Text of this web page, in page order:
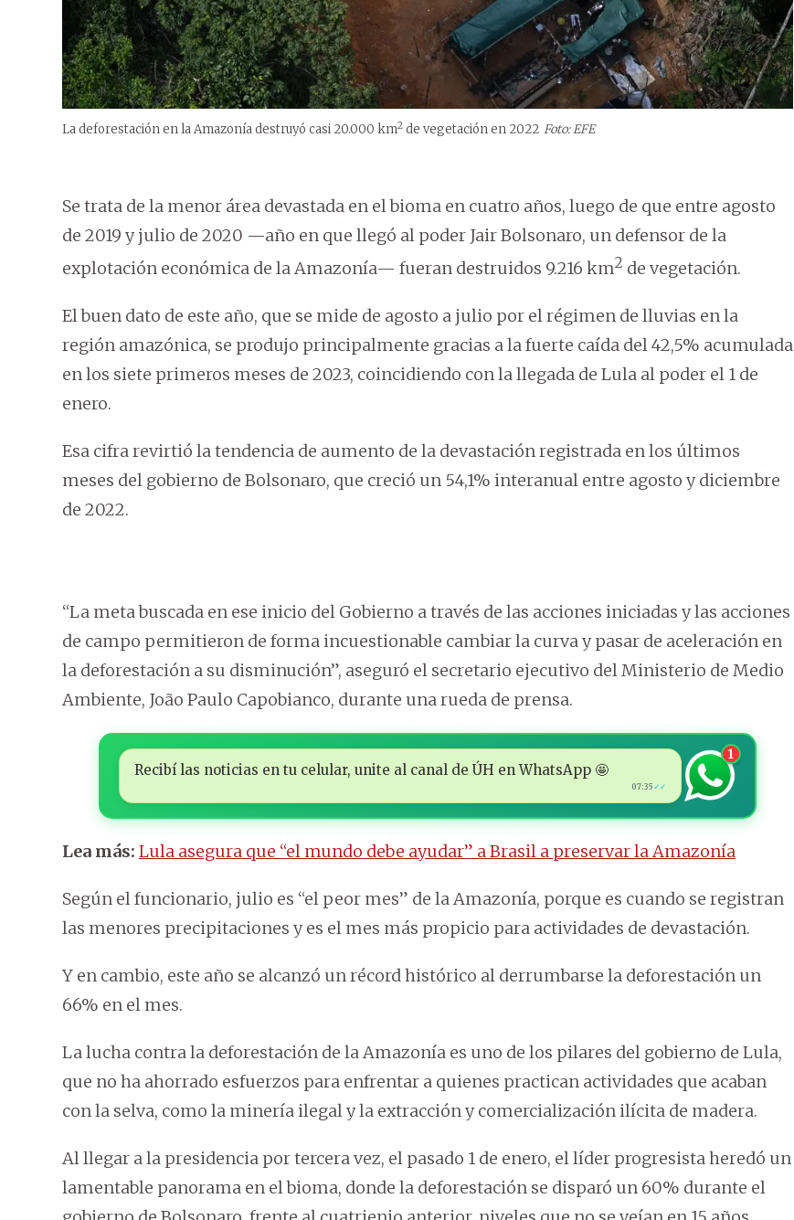
La deforestación en la Amazonía destruyó casi 20.000 km2 de vegetación en 2022 Foto: EFE
Se trata de la menor área devastada en el bioma en cuatro años, luego de que entre agosto
de 2019 y julio de 2020 —año en que llegó al poder Jair Bolsonaro, un defensor de la
explotación económica de la Amazonía— fueran destruidos 9.216 km2 de vegetación.
El buen dato de este año, que se mide de agosto a julio por el régimen de lluvias en la
región amazónica, se produjo principalmente gracias a la fuerte caída del 42,5% acumulada
en los siete primeros meses de 2023, coincidiendo con la llegada de Lula al poder el 1 de
enero.
Esa cifra revirtió la tendencia de aumento de la devastación registrada en los últimos
meses del gobierno de Bolsonaro, que creció un 54,1% interanual entre agosto y diciembre
de 2022.
“La meta buscada en ese inicio del Gobierno a través de las acciones iniciadas y las acciones
de campo permitieron de forma incuestionable cambiar la curva y pasar de aceleración en
la deforestación a su disminución”, aseguró el secretario ejecutivo del Ministerio de Medio
Ambiente, João Paulo Capobianco, durante una rueda de prensa.
Recibí las noticias en tu celular, unite al canal de ÚH en WhatsApp 🤩
07:35 ✓✓
1
Lea más: Lula asegura que “el mundo debe ayudar” a Brasil a preservar la Amazonía
Según el funcionario, julio es “el peor mes” de la Amazonía, porque es cuando se registran
las menores precipitaciones y es el mes más propicio para actividades de devastación.
Y en cambio, este año se alcanzó un récord histórico al derrumbarse la deforestación un
66% en el mes.
La lucha contra la deforestación de la Amazonía es uno de los pilares del gobierno de Lula,
que no ha ahorrado esfuerzos para enfrentar a quienes practican actividades que acaban
con la selva, como la minería ilegal y la extracción y comercialización ilícita de madera.
Al llegar a la presidencia por tercera vez, el pasado 1 de enero, el líder progresista heredó un
lamentable panorama en el bioma, donde la deforestación se disparó un 60% durante el